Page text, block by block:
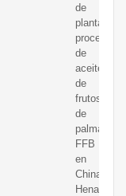
de
plantas
de
aceite
de
frutos
de
palma
FFB
en
China,
Henan.